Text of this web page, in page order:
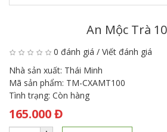
An Mộc Trà
0 đánh giá / Viết đánh giá
Nhà sản xuất: Thái Minh
Mã sản phẩm: TM-CXAMT100
Tình trạng: Còn hàng
165.000 Đ